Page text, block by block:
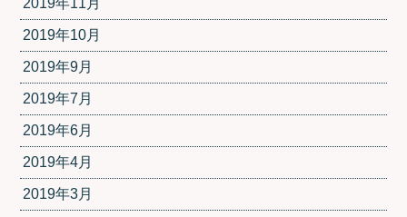
2019年11月
2019年10月
2019年9月
2019年7月
2019年6月
2019年4月
2019年3月